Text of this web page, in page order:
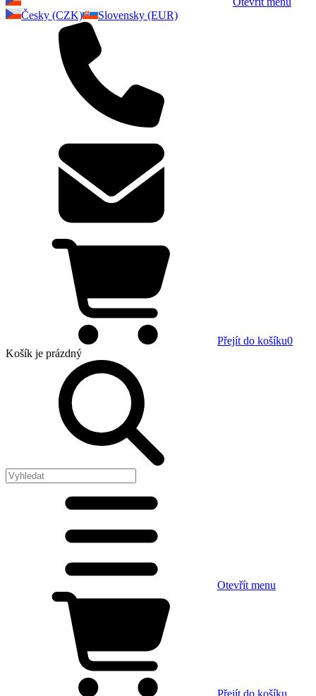
Česky (CZK)
Slovensky (EUR)
Přejít do košíku0
Košík je prázdný
Otevřít menu
Přejít do košíku